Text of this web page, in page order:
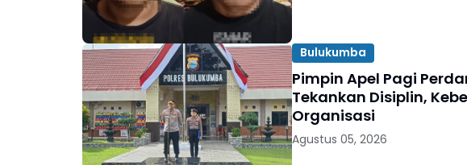
Bulukumba
Pimpin Apel Pagi
Tekankan Disiplin,
Organisasi
Agustus 05, 2026